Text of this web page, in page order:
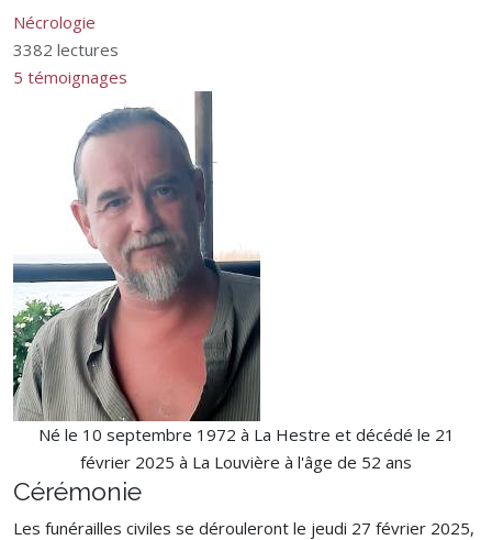
Nécrologie
3382 lectures
5 témoignages
Né le 10 septembre 1972 à La Hestre et décédé le 21
février 2025 à La Louvière à l'âge de 52 ans
Cérémonie
Les funérailles civiles se dérouleront le jeudi 27 février 2025,